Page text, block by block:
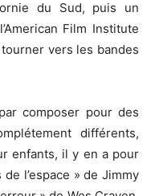
du Sud, puis un
American Film Institute
vers les bandes
composer pour des
différents,
enfants, il y en a pour
l’espace » de Jimmy